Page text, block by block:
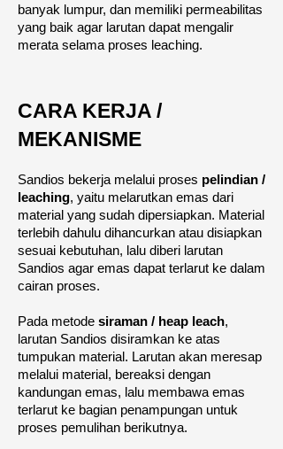
banyak lumpur, dan memiliki permeabilitas
yang baik agar larutan dapat mengalir
merata selama proses leaching.
CARA KERJA /
MEKANISME
Sandios bekerja melalui proses pelindian /
leaching, yaitu melarutkan emas dari
material yang sudah dipersiapkan. Material
terlebih dahulu dihancurkan atau disiapkan
sesuai kebutuhan, lalu diberi larutan
Sandios agar emas dapat terlarut ke dalam
cairan proses.
Pada metode siraman / heap leach,
larutan Sandios disiramkan ke atas
tumpukan material. Larutan akan meresap
melalui material, bereaksi dengan
kandungan emas, lalu membawa emas
terlarut ke bagian penampungan untuk
proses pemulihan berikutnya.